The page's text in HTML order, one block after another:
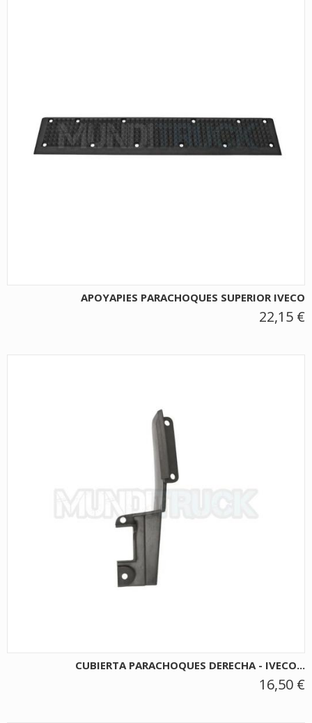
APOYAPIES PARACHOQUES SUPERIOR IVECO
22,15 €
CUBIERTA PARACHOQUES DERECHA - IVECO...
16,50 €